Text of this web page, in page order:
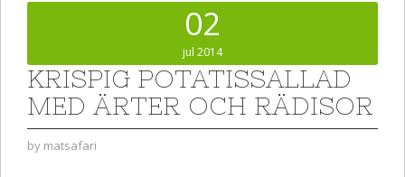
02
jul 2014
KRISPIG POTATISSALLAD
MED ÄRTER OCH RÄDISOR
by matsafari